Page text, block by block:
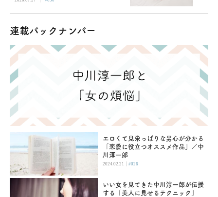
連載バックナンバー
エロくて見栄っぱりな男心が分かる
「恋愛に役立つオススメ作品」／中
川淳一郎
2024.02.21 |#026
いい女を見てきた中川淳一郎が伝授
する「美人に見せるテクニック」